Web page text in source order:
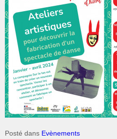
Posté dans Evènements